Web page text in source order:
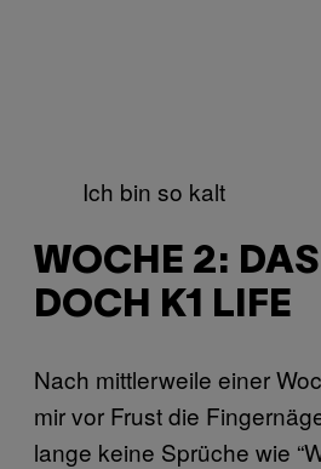
Ich bin so kalt
WOCHE 2:
DOCH K1 LIFE
Nach mittlerweile einer
mir vor Frust die
lange keine Sprüche wie